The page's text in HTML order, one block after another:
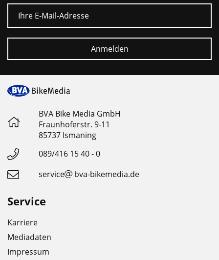
E-Mail
Anmelden
BVA Bike Media GmbH
Fraunhoferstr. 9-11
85737 Ismaning
089/416 15 40 - 0
service
bva-bikemedia.de
Service
Karriere
Mediadaten
Impressum